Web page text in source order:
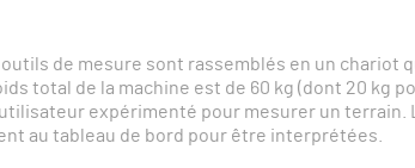
outils de mesure sont rassemblés en un chariot
total de la machine est de 60 kg (dont 20 kg
expérimenté pour mesurer un terrain.
au tableau de bord pour être interprétées.